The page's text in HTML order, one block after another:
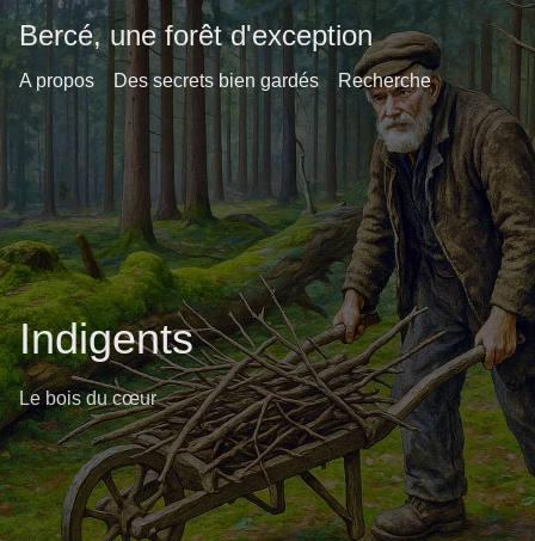
Bercé, une forêt d'exception
A propos Des secrets bien gardés Recherche
Indigents
Le bois du cœur